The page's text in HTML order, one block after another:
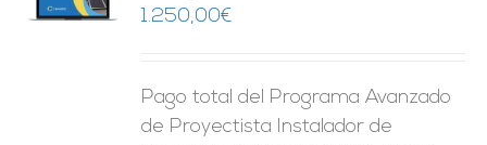
1.250,00€
Pago total del Programa Avanzado
de Proyectista Instalador de